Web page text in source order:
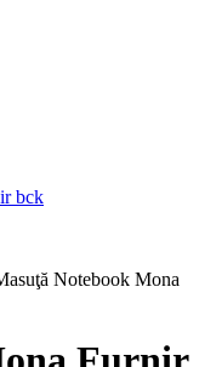
Notebook Mona